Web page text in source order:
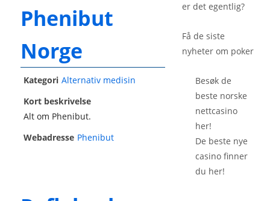
Phenibut
Norge
Kategori Alternativ medisin
Kort beskrivelse
Alt om Phenibut.
Webadresse Phenibut
er det egentlig?
Få de siste
nyheter om poker
Besøk de
beste norske
nettcasino
her!
De beste nye
casino finner
du her!